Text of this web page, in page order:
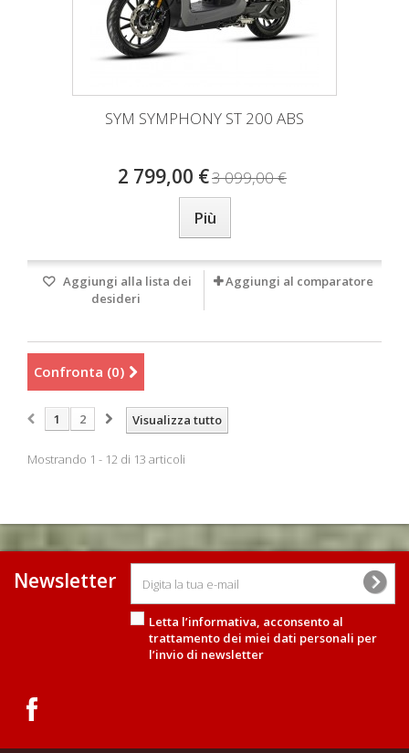
SYM SYMPHONY ST 200 ABS
2 799,00 €3 099,00 €
Più
Aggiungi alla lista dei
desideri
Aggiungi al comparatore
Confronta (0)
Visualizza tutto
1 2
Mostrando 1 - 12 di 13 articoli
Newsletter
Letta l’informativa, acconsento al
trattamento dei miei dati personali per
l’invio di newsletter